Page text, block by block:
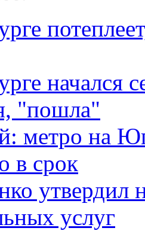
начался
"пошла"
метро на
в срок
утвердил
услуг